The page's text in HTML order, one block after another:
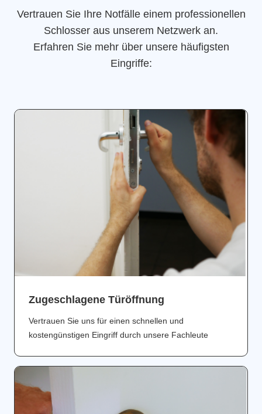
Vertrauen Sie Ihre Notfälle einem professionellen
Schlosser aus unserem Netzwerk an.
Erfahren Sie mehr über unsere häufigsten
Eingriffe:
Zugeschlagene Türöffnung
Vertrauen Sie uns für einen schnellen und
kostengünstigen Eingriff durch unsere Fachleute